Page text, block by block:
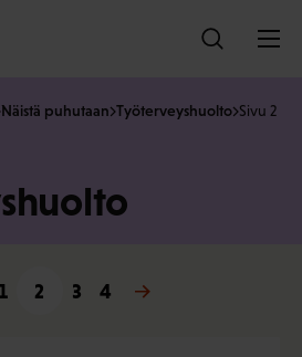
Näistä puhutaan Työterveyshuolto Sivu 2
1 2 3 4
Seuraava »